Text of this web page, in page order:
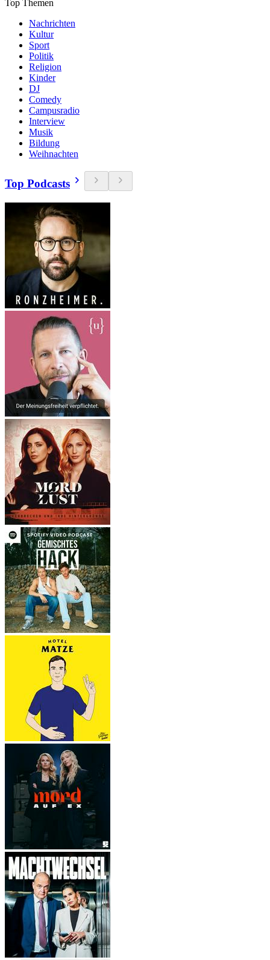
Top Themen
Nachrichten
Kultur
Sport
Politik
Religion
Kinder
DJ
Comedy
Campusradio
Interview
Musik
Bildung
Weihnachten
Top Podcasts